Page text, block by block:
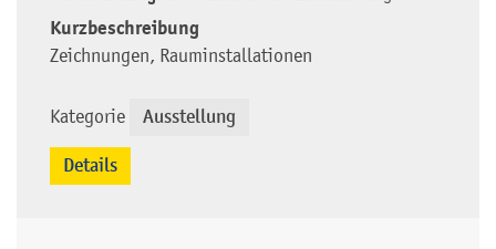
Kurzbeschreibung
Zeichnungen, Rauminstallationen
Kategorie Ausstellung
Details